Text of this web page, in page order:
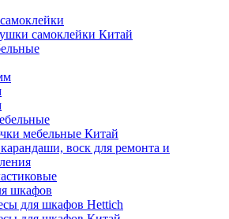
самоклейки Китай
мебельные Китай
воск для ремонта и
шкафов
для шкафов Hettich